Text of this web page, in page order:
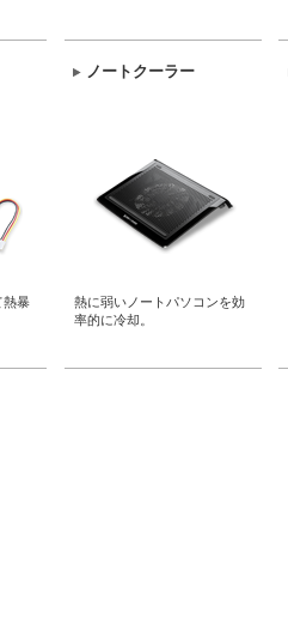
熱暴
ノートクーラー
熱に弱いノートパソコンを効
率的に冷却。